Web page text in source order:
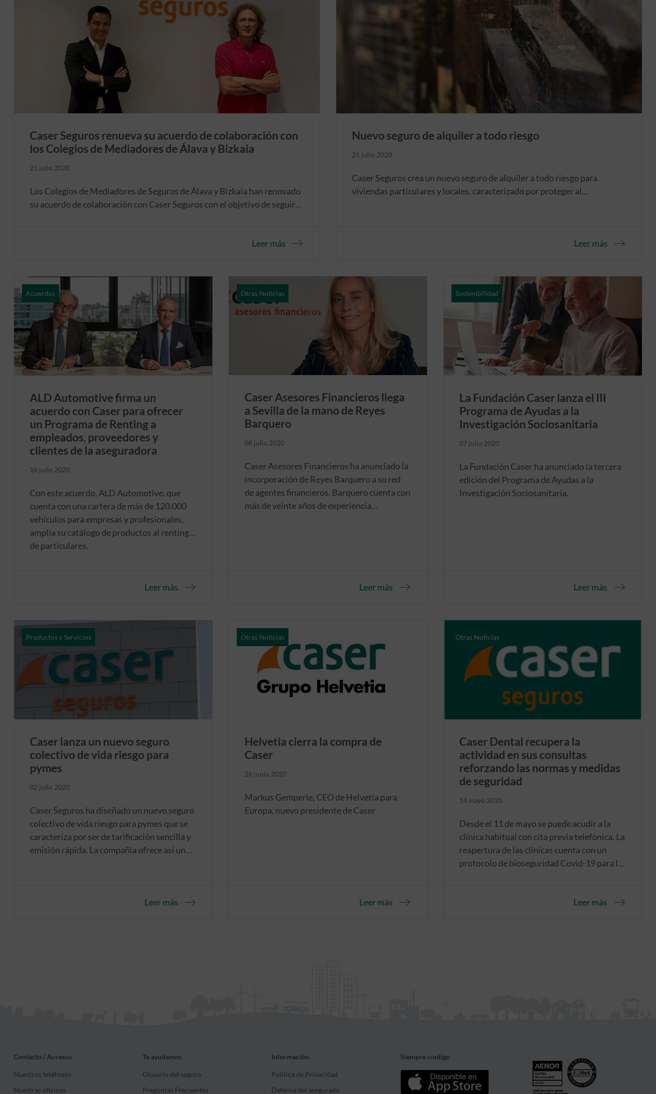
Caser Seguros renueva su acuerdo de colaboración con
los Colegios de Mediadores de Álava y Bizkaia
21 julio 2020
Los Colegios de Mediadores de Seguros de Álava y Bizkaia han renovado
su acuerdo de colaboración con Caser Seguros con el objetivo de seguir
Leer más
Nuevo seguro de alquiler a todo riesgo
21 julio 2020
Caser Seguros crea un nuevo seguro de alquiler a todo riesgo para
viviendas particulares y locales, caracterizado por proteger al
Leer más
Acuerdos
ALD Automotive firma un
acuerdo con Caser para ofrecer
un Programa de Renting a
empleados, proveedores y
clientes de la aseguradora
16 julio 2020
Con este acuerdo, ALD Automotive, que
cuenta con una cartera de más de 120.000
vehículos para empresas y profesionales,
amplía su catálogo de productos al renting
de particulares.
Leer más
Otras Noticias
Caser Asesores Financieros llega
a Sevilla de la mano de Reyes
Barquero
08 julio 2020
Caser Asesores Financieros ha anunciado la
incorporación de Reyes Barquero a su red
de agentes financieros. Barquero cuenta con
más de veinte años de experiencia
Leer más
Sostenibilidad
La Fundación Caser lanza el III
Programa de Ayudas a la
Investigación Sociosanitaria
07 julio 2020
La Fundación Caser ha anunciado la tercera
edición del Programa de Ayudas a la
Investigación Sociosanitaria.
Leer más
Productos y Servicios
Caser lanza un nuevo seguro
colectivo de vida riesgo para
pymes
02 julio 2020
Caser Seguros ha diseñado un nuevo seguro
colectivo de vida riesgo para pymes que se
caracteriza por ser de tarificación sencilla y
emisión rápida. La compañía ofrece así un
Leer más
Otras Noticias
Helvetia cierra la compra de
Caser
26 junio 2020
Markus Gemperle, CEO de Helvetia para
Europa, nuevo presidente de Caser
Leer más
Otras Noticias
Caser Dental recupera la
actividad en sus consultas
reforzando las normas y medidas
de seguridad
14 mayo 2020
Desde el 11 de mayo se puede acudir a la
clínica habitual con cita previa telefónica. La
reapertura de las clínicas cuenta con un
protocolo de bioseguridad Covid-19 para la
Leer más
Contacto / Accesos
Nuestros teléfonos
Nuestras oficinas
Te ayudamos
Glosario del seguro
Preguntas Frecuentes
Información
Política de Privacidad
Defensa del asegurado
Siempre contigo